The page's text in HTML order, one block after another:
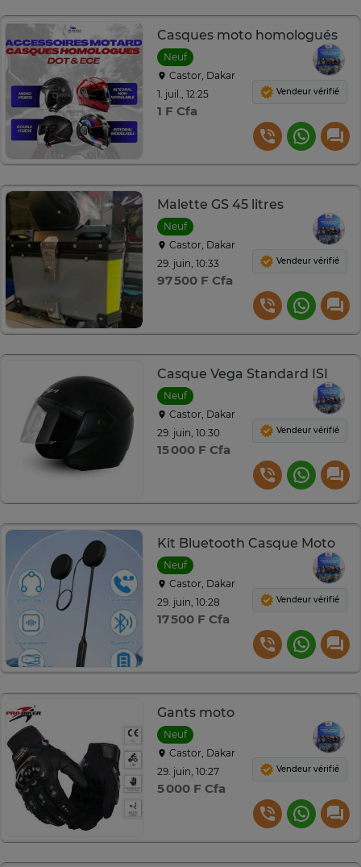
Casques moto homologués
Neuf
Castor, Dakar
1. juil., 12:25
1 F Cfa
Vendeur vérifié
Malette GS 45 litres
Neuf
Castor, Dakar
29. juin, 10:33
97 500 F Cfa
Vendeur vérifié
Casque Vega Standard ISI
Neuf
Castor, Dakar
29. juin, 10:30
15 000 F Cfa
Vendeur vérifié
Kit Bluetooth Casque Moto
Neuf
Castor, Dakar
29. juin, 10:28
17 500 F Cfa
Vendeur vérifié
Gants moto
Neuf
Castor, Dakar
29. juin, 10:27
5 000 F Cfa
Vendeur vérifié